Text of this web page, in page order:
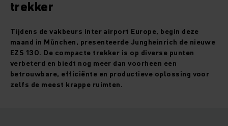
trekker
Tijdens de vakbeurs inter airport Europe, begin deze
maand in München, presenteerde Jungheinrich de nieuwe
EZS 130. De compacte trekker is op diverse punten
verbeterd en biedt nog meer dan voorheen een
betrouwbare, efficiënte en productieve oplossing voor
zelfs de meest krappe ruimten.